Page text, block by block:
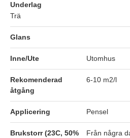
Underlag
Trä
Glans
Inne/Ute Utomhus
Rekomenderad
åtgång
6-10 m2/l
Applicering Pensel
Brukstorr (23C, 50%
Från några